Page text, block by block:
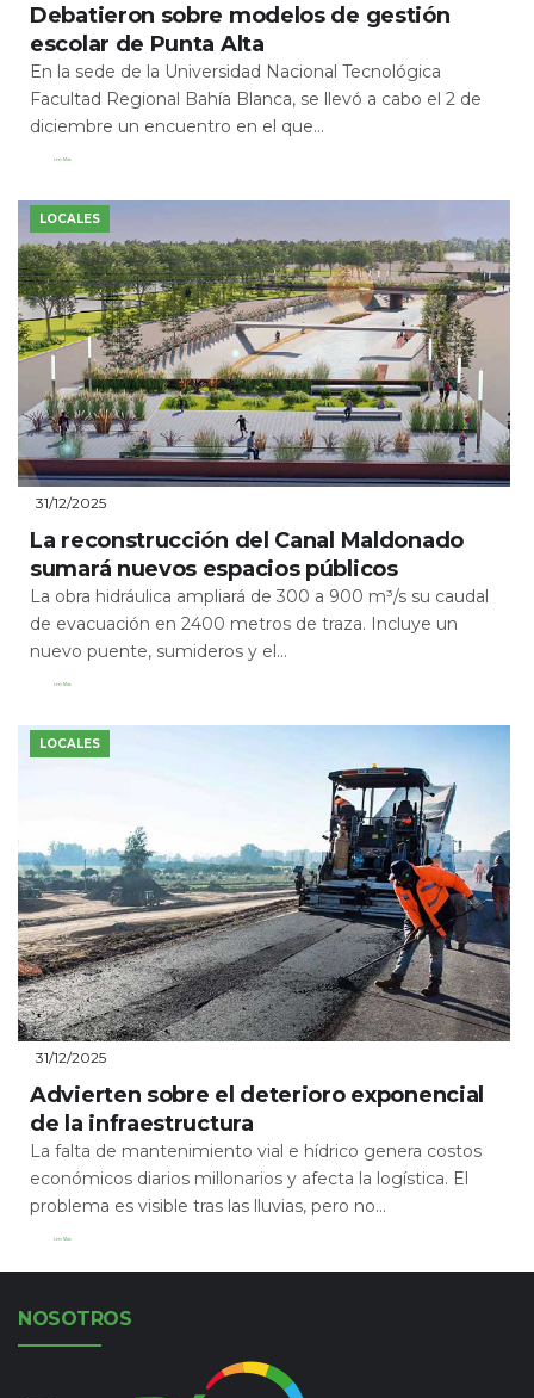
Debatieron sobre modelos de gestión
escolar de Punta Alta
En la sede de la Universidad Nacional Tecnológica
Facultad Regional Bahía Blanca, se llevó a cabo el 2 de
diciembre un encuentro en el que...
Leer Más
LOCALES
31/12/2025
La reconstrucción del Canal Maldonado
sumará nuevos espacios públicos
La obra hidráulica ampliará de 300 a 900 m³/s su caudal
de evacuación en 2400 metros de traza. Incluye un
nuevo puente, sumideros y el...
Leer Más
LOCALES
31/12/2025
Advierten sobre el deterioro exponencial
de la infraestructura
La falta de mantenimiento vial e hídrico genera costos
económicos diarios millonarios y afecta la logística. El
problema es visible tras las lluvias, pero no...
Leer Más
NOSOTROS